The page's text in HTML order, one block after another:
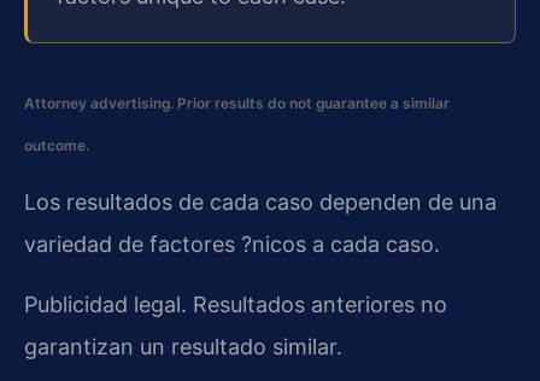
Attorney advertising. Prior results do not guarantee a similar
outcome.
Los resultados de cada caso dependen de una
variedad de factores ?nicos a cada caso.
Publicidad legal. Resultados anteriores no
garantizan un resultado similar.